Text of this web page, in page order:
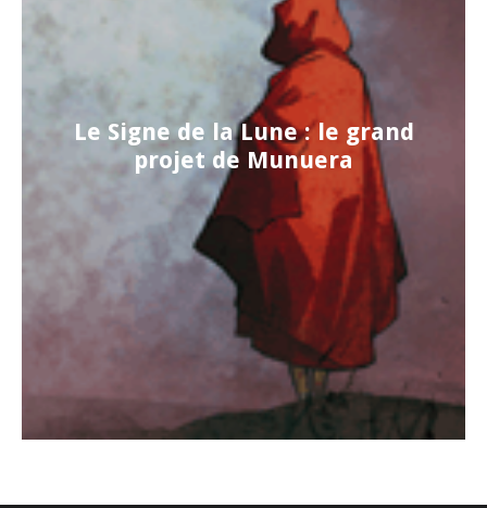
Le Signe de la Lune : le grand
projet de Munuera